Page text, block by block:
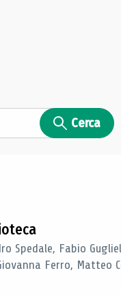
Cerca
Spedale, Fabio
Ferro, Matteo